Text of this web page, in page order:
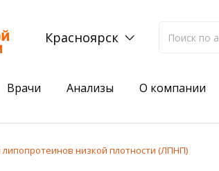
Красноярск
Врачи Анализы О компании
Акции
липопротеинов низкой плотности (ЛПНП)